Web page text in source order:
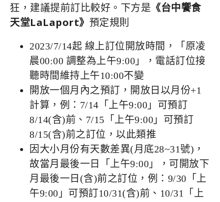
狂，建議提前訂比較好。下方是 《台中饗食
天堂LaLaport》 預定規則
2023/7/14起 線上訂位開放時間，「原凌
晨00:00 調整為上午9:00」，電話訂位接
聽時間維持上午10:00不變
開放一個月內之預訂，開放日以月份+1
計算，例：7/14「上午9:00」可預訂
8/14(含)前、7/15「上午9:00」可預訂
8/15(含)前之訂位，以此類推
因大小月份有天數差異(月底28~31號)，
故當月最後一日「上午9:00」，可開放下
月最後一日(含)前之訂位，例：9/30「上
午9:00」可預訂10/31(含)前、10/31「上